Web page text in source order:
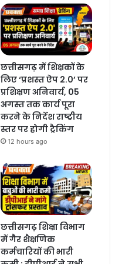
छत्तीसगढ़ में शिक्षकों के
लिए ‘प्रशस्त ऐप 2.0’ पर
प्रशिक्षण अनिवार्य, 05
अगस्त तक कार्य पूरा
करने के निर्देश राष्ट्रीय
स्तर पर होगी ट्रैकिंग
12 hours ago
छत्तीसगढ़ शिक्षा विभाग
में गैर शैक्षणिक
कर्मचारियों की भारी